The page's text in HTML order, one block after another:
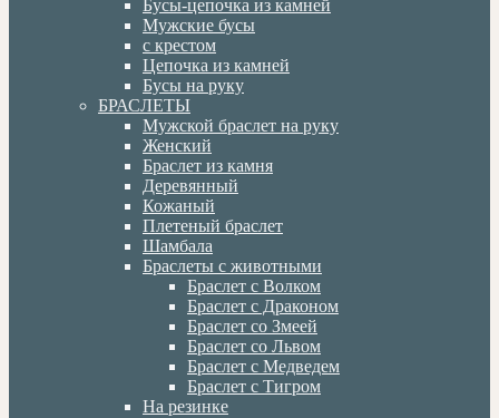
Бусы-цепочка из камней
Мужские бусы
с крестом
Цепочка из камней
Бусы на руку
БРАСЛЕТЫ
Мужской браслет на руку
Женский
Браслет из камня
Деревянный
Кожаный
Плетеный браслет
Шамбала
Браслеты с животными
Браслет с Волком
Браслет с Драконом
Браслет со Змеей
Браслет со Львом
Браслет с Медведем
Браслет с Тигром
На резинке